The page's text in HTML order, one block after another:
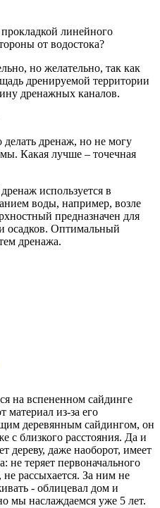
линейного
от водостока?
но желательно, так как
дренируемой территории
дренажных каналов.
дренаж, но не могу
Какая лучше – точечная
используется в
воды, например, возле
предназначен для
осадков. Оптимальный
дренажа.
на вспененном сайдинге
из-за его
деревянным сайдингом, он
с близкого расстояния. Да и
дереву, даже наоборот, имеет
теряет первоначального
не рассыхается. За ним не
- облицевал дом и
мы наслаждаемся уже 5 лет.